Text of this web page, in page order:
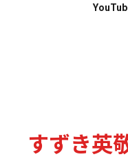
すずき英